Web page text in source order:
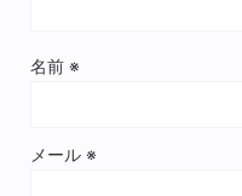
名前 ※
メール ※